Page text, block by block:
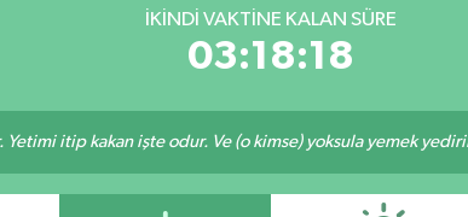
İKINDI VAKTİNE KALAN SÜRE
03:18:18
itip kakan işte odur. Ve (o kimse) yoksula yemek